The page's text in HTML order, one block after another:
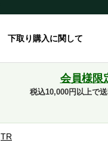
下取り購入に関して
会員様限
税込10,000円以上で
TR